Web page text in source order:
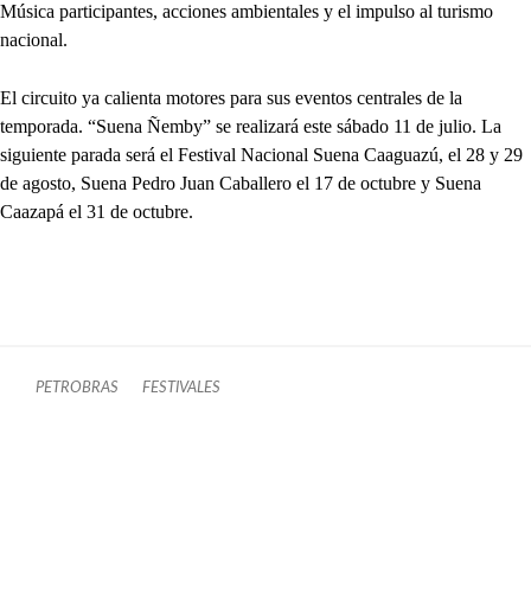
Música participantes, acciones ambientales y el impulso al turismo
nacional.
El circuito ya calienta motores para sus eventos centrales de la
temporada. “Suena Ñemby” se realizará este sábado 11 de julio. La
siguiente parada será el Festival Nacional Suena Caaguazú, el 28 y 29
de agosto, Suena Pedro Juan Caballero el 17 de octubre y Suena
Caazapá el 31 de octubre.
PETROBRAS FESTIVALES